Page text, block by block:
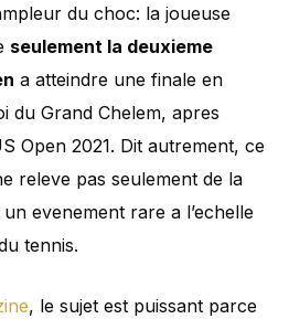
du choc: la joueuse
seulement la deuxieme
a atteindre une finale en
du Grand Chelem, apres
Open 2021. Dit autrement, ce
releve pas seulement de la
evenement rare a l’echelle
tennis.
, le sujet est puissant parce